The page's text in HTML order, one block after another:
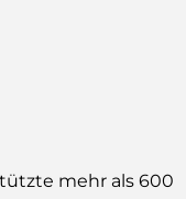
mehr als 600